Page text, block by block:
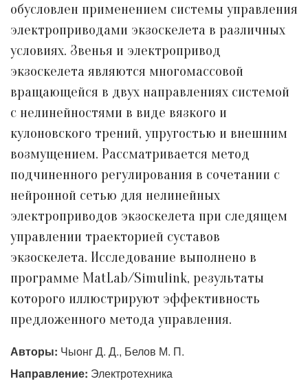
обусловлен применением системы управления
электроприводами экзоскелета в различных
условиях. Звенья и электропривод
экзоскелета являются многомассовой
вращающейся в двух направлениях системой
с нелинейностями в виде вязкого и
кулоновского трений, упругостью и внешним
возмущением. Рассматривается метод
подчиненного регулирования в сочетании с
нейронной сетью для нелинейных
электроприводов экзоскелета при следящем
управлении траекторией суставов
экзоскелета. Исследование выполнено в
программе MatLab/Simulink, результаты
которого иллюстрируют эффективность
предложенного метода управления.
Авторы: Чыонг Д. Д., Белов М. П.
Направление: Электротехника